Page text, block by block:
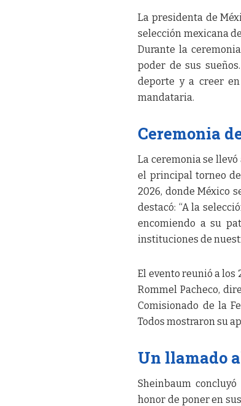
La presidenta de
selección mexicana
Durante la
poder de sus
deporte y a creer
mandataria.
Ceremonia
La ceremonia se
el principal torneo
2026, donde México
destacó: “A la
encomiendo a su
instituciones de
El evento reunió a
Rommel Pacheco,
Comisionado de la
Todos mostraron su
Un llamado
Sheinbaum
honor de poner en